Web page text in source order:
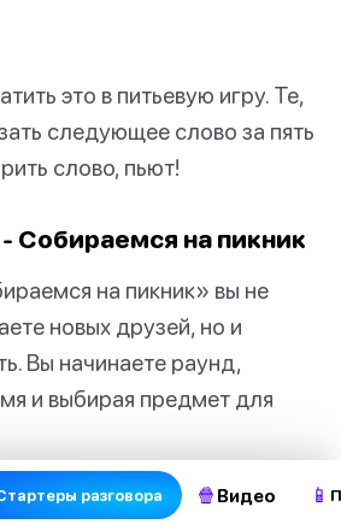
это в питьевую игру. Те,
следующее слово за пять
слово, пьют!
Собираемся на пикник
на пикник» вы не
новых друзей, но и
Вы начинаете раунд,
и выбирая предмет для
разговора 🍿 Видео 📱